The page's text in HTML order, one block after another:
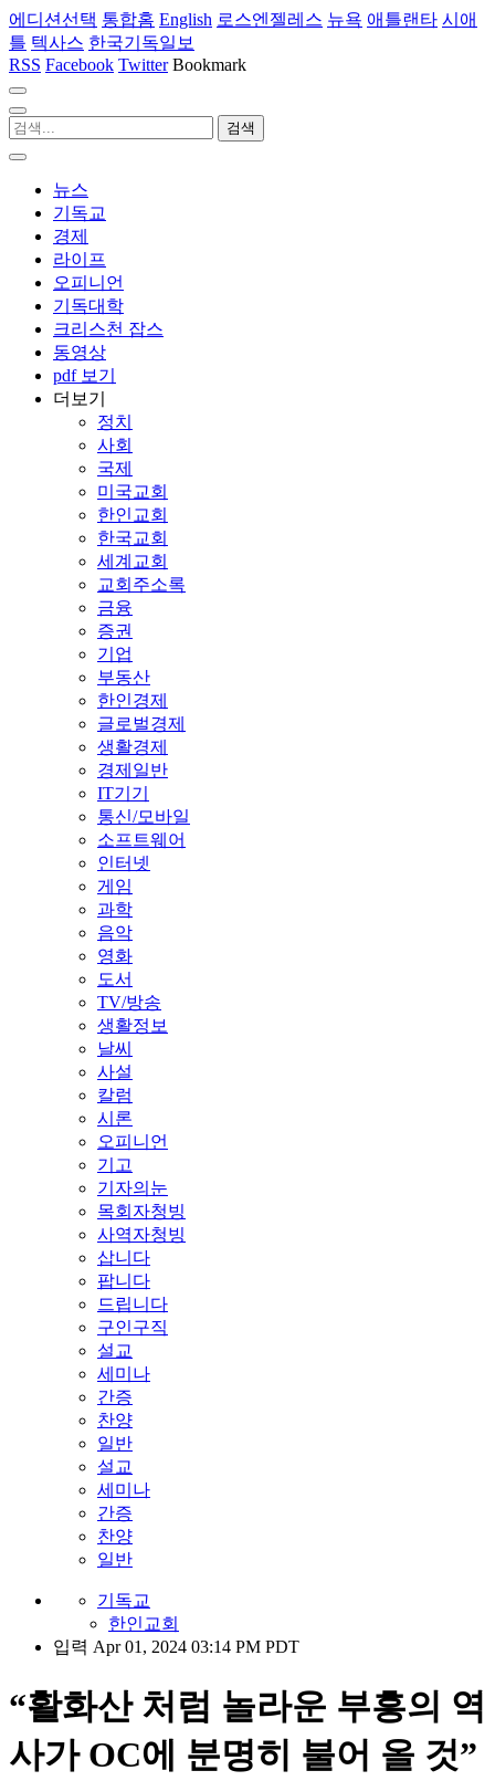
에디션선택 통합홈 English 로스엔젤레스 뉴욕 애틀랜타 시애
틀 텍사스 한국기독일보
RSS Facebook Twitter Bookmark
뉴스
기독교
경제
라이프
오피니언
기독대학
크리스천 잡스
동영상
pdf 보기
더보기
정치
사회
국제
미국교회
한인교회
한국교회
세계교회
교회주소록
금융
증권
기업
부동산
한인경제
글로벌경제
생활경제
경제일반
IT기기
통신/모바일
소프트웨어
인터넷
게임
과학
음악
영화
도서
TV/방송
생활정보
날씨
사설
칼럼
시론
오피니언
기고
기자의눈
목회자청빙
사역자청빙
삽니다
팝니다
드립니다
구인구직
설교
세미나
간증
찬양
일반
설교
세미나
간증
찬양
일반
기독교
한인교회
입력 Apr 01, 2024 03:14 PM PDT
“활화산 처럼 놀라운 부흥의 역
사가 OC에 분명히 불어 올 것”